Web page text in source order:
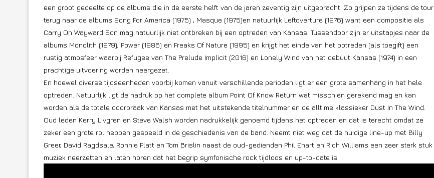
een groot gedeelte op de albums die in de eerste helft van de jaren zeventig zijn uitgebracht. Zo grijpen ze tijdens de tour
terug naar de albums Song For America (1975) , Masque (1975)en natuurlijk Leftoverture (1976) want een compositie als
Carry On Wayward Son mag natuurlijk niet ontbreken bij een optreden van Kansas. Tussendoor zijn er uitstapjes naar de
albums Monolith (1979), Power (1986) en Freaks Of Nature (1995) en krijgt het einde van het optreden (als toegift) een
rustig atmosfeer waarbij Refugee van The Prelude Implicit (2016) en Lonely Wind van het debuut Kansas (1974) in een
prachtige uitvoering worden neergezet.
En hoewel diverse tijdseenheden voorbij komen vanuit verschillende perioden ligt er een grote samenhang in het hele
optreden. Natuurlijk ligt de nadruk op het complete album Point Of Know Return wat misschien gerekend mag en kan
worden als de totale doorbraak van Kansas met het uitstekende titelnummer en de alltime klassieker Dust In The Wind.
Oud leden Kerry Livgren en Steve Walsh worden nadrukkelijk genoemd tijdens het optreden en dat is terecht omdat ze
zeker een grote rol hebben gespeeld in de geschiedenis van de band. Neemt niet weg dat de huidige line-up met Billy
Greer, David Ragdsale, Ronnie Platt en Tom Brislin naast de oud-gedienden Phil Ehart en Rich Williams een zeer sterk stuk
muziek neerzetten en laten horen dat het begrip symfonische rock tijdloos en up-to-date is.